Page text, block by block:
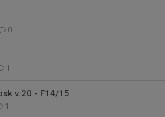
0
1
v.20 - F14/15
1